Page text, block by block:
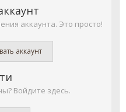
аккаунта. Это просто!
аккаунт
Войдите здесь.